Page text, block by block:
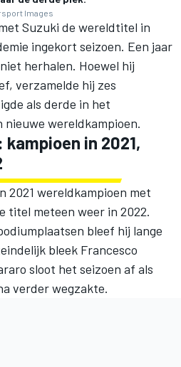
Images
Suzuki de wereldtitel in
ingekort seizoen. Een jaar
herhalen. Hoewel hij
verzamelde hij zes
als derde in het
wereldkampioen.
: kampioen in 2021,
2021 wereldkampioen met
titel meteen weer in 2022.
bleef hij lange
bleek Francesco
sloot het seizoen af als
verder wegzakte.